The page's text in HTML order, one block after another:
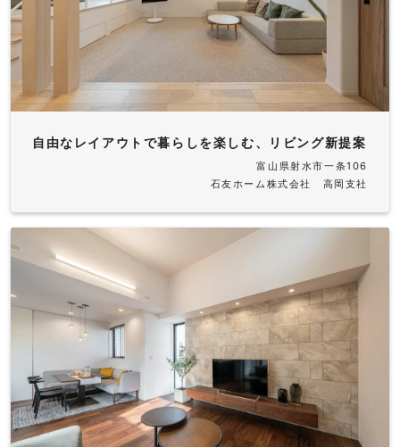
自由なレイアウトで暮らしを楽しむ、リビング新提案
富山県射水市一条106
石友ホーム株式会社 高岡支社